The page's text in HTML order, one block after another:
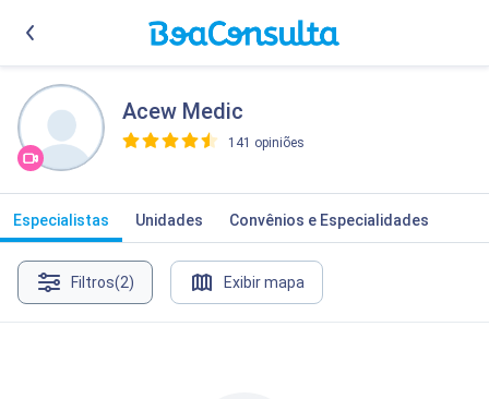
Acew Medic
141 opiniões
Especialistas Unidades Convênios e Especialidades
Filtros(2) Exibir mapa